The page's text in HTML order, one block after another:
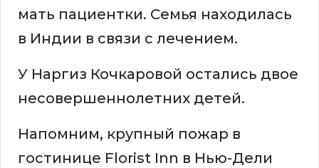
мать пациентки. Семья находилась
в Индии в связи с лечением.
У Наргиз Кочкаровой остались двое
несовершеннолетних детей.
Напомним, крупный пожар в
гостинице Florist Inn в Нью-Дели